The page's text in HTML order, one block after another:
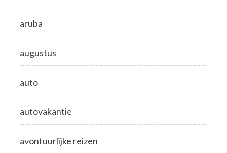
aruba
augustus
auto
autovakantie
avontuurlijke reizen